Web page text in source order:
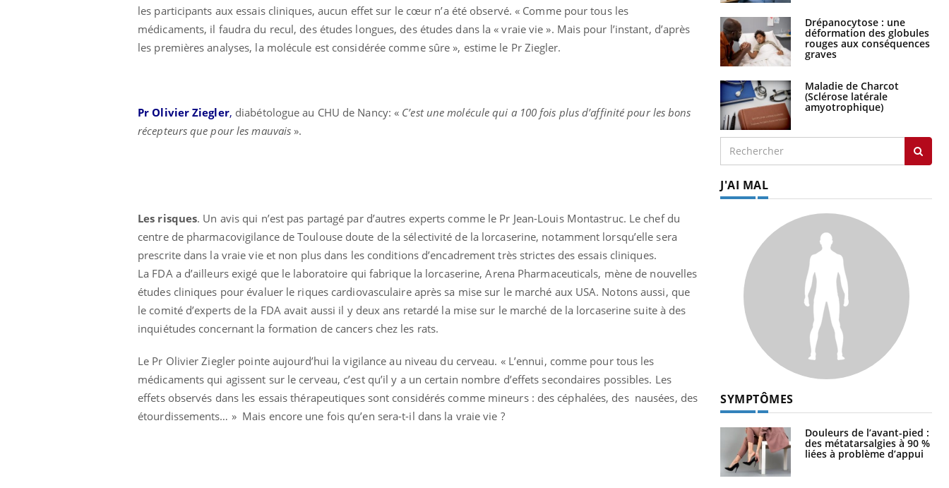
les participants aux essais cliniques, aucun effet sur le cœur n’a été observé. « Comme pour tous les
médicaments, il faudra du recul, des études longues, des études dans la « vraie vie ». Mais pour l’instant, d’après
les premières analyses, la molécule est considérée comme sûre », estime le Pr Ziegler.
Pr Olivier Ziegler, diabétologue au CHU de Nancy: « C’est une molécule qui a 100 fois plus d’affinité pour les bons
récepteurs que pour les mauvais».
Les risques. Un avis qui n’est pas partagé par d’autres experts comme le Pr Jean-Louis Montastruc. Le chef du
centre de pharmacovigilance de Toulouse doute de la sélectivité de la lorcaserine, notamment lorsqu’elle sera
prescrite dans la vraie vie et non plus dans les conditions d’encadrement très strictes des essais cliniques.
La FDA a d’ailleurs exigé que le laboratoire qui fabrique la lorcaserine, Arena Pharmaceuticals, mène de nouvelles
études cliniques pour évaluer le riques cardiovasculaire après sa mise sur le marché aux USA. Notons aussi, que
le comité d’experts de la FDA avait aussi il y deux ans retardé la mise sur le marché de la lorcaserine suite à des
inquiétudes concernant la formation de cancers chez les rats.
Le Pr Olivier Ziegler pointe aujourd’hui la vigilance au niveau du cerveau. « L’ennui, comme pour tous les
médicaments qui agissent sur le cerveau, c’est qu’il y a un certain nombre d’effets secondaires possibles. Les
effets observés dans les essais thérapeutiques sont considérés comme mineurs : des céphalées, des nausées, des
étourdissements… » Mais encore une fois qu’en sera-t-il dans la vraie vie ?
Drépanocytose : une
déformation des globules
rouges aux conséquences
graves
Maladie de Charcot
(Sclérose latérale
amyotrophique)
J'AI MAL
SYMPTÔMES
Douleurs de l’avant-pied :
des métatarsalgies à 90 %
liées à problème d’appui